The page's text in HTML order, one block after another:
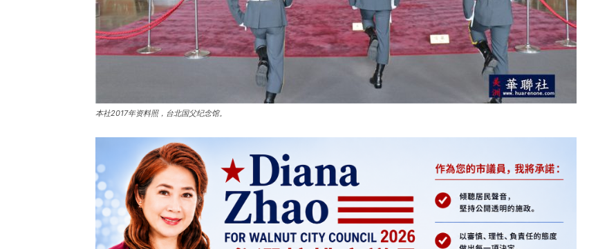
本社2017年资料照，台北国父纪念馆。